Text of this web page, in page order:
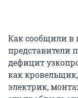
Как сообщили в
представители
дефицит
как
электрик,